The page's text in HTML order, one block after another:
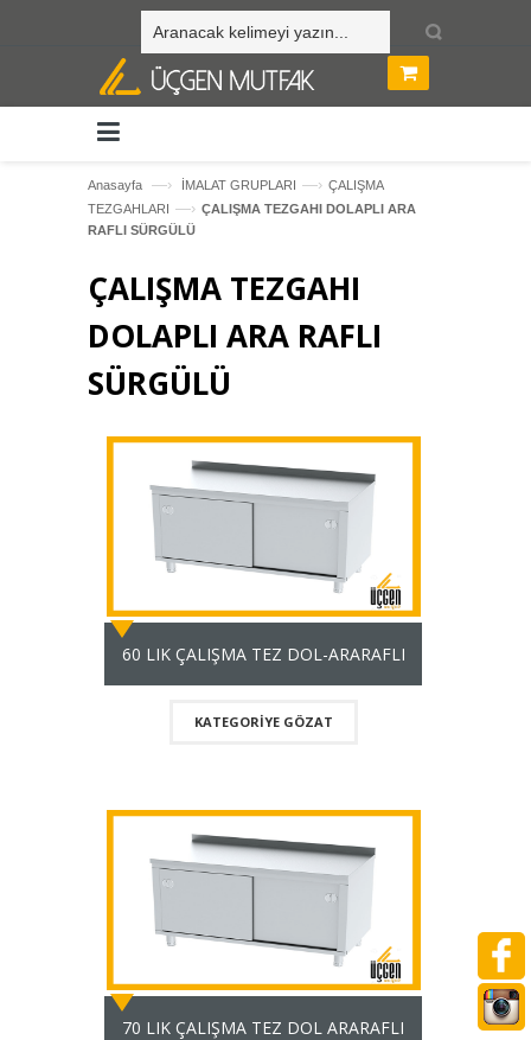
Anasayfa —› İMALAT GRUPLARI —› ÇALIŞMA
TEZGAHLARI —› ÇALIŞMA TEZGAHI DOLAPLI ARA
RAFLI SÜRGÜLÜ
ÇALIŞMA TEZGAHI
DOLAPLI ARA RAFLI
SÜRGÜLÜ
60 LIK ÇALIŞMA TEZ DOL-ARARAFLI
KATEGORIYE GÖZAT
70 LIK ÇALIŞMA TEZ DOL ARARAFLI